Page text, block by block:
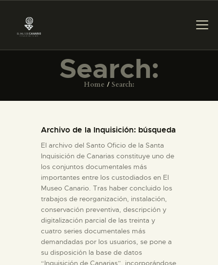
Search:
Home Search:
THE MUSEUM
CENTRO DE
DOCUMENTACIÓN
SERVICES
ENGLISH
THE MUSEUM
Archivo de la Inquisición: búsqueda
El archivo del Santo Oficio de la Santa
Inquisición de Canarias constituye uno de
los conjuntos documentales más
importantes entre los custodiados en El
Museo Canario. Tras haber concluido los
trabajos de reorganización, instalación,
conservación preventiva, descripción y
digitalización parcial de las treinta y
cuatro series documentales más
demandadas por los usuarios, se pone a
su disposición la base de datos
“Inquisición de Canarias”, incorporándose